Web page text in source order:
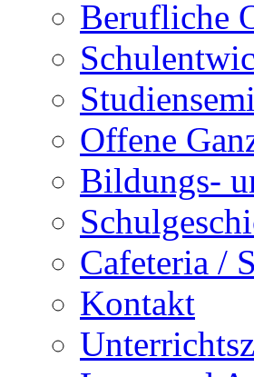
Berufliche
Offene
Bildungs-
Cafeteria /
Kontakt